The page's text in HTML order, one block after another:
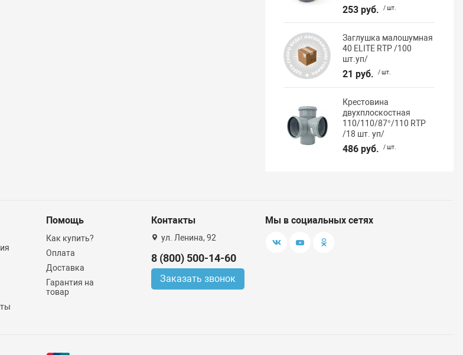
253 руб. / шт.
Заглушка малошумная
40 ELITE RTP /100
шт.уп/
21 руб. / шт.
Крестовина
двухплоскостная
110/110/87°/110 RTP
/18 шт. уп/
486 руб. / шт.
Помощь
Как купить?
Оплата
Доставка
Гарантия на
товар
Контакты
ул. Ленина, 92
8 (800) 500-14-60
Заказать звонок
Мы в социальных сетях